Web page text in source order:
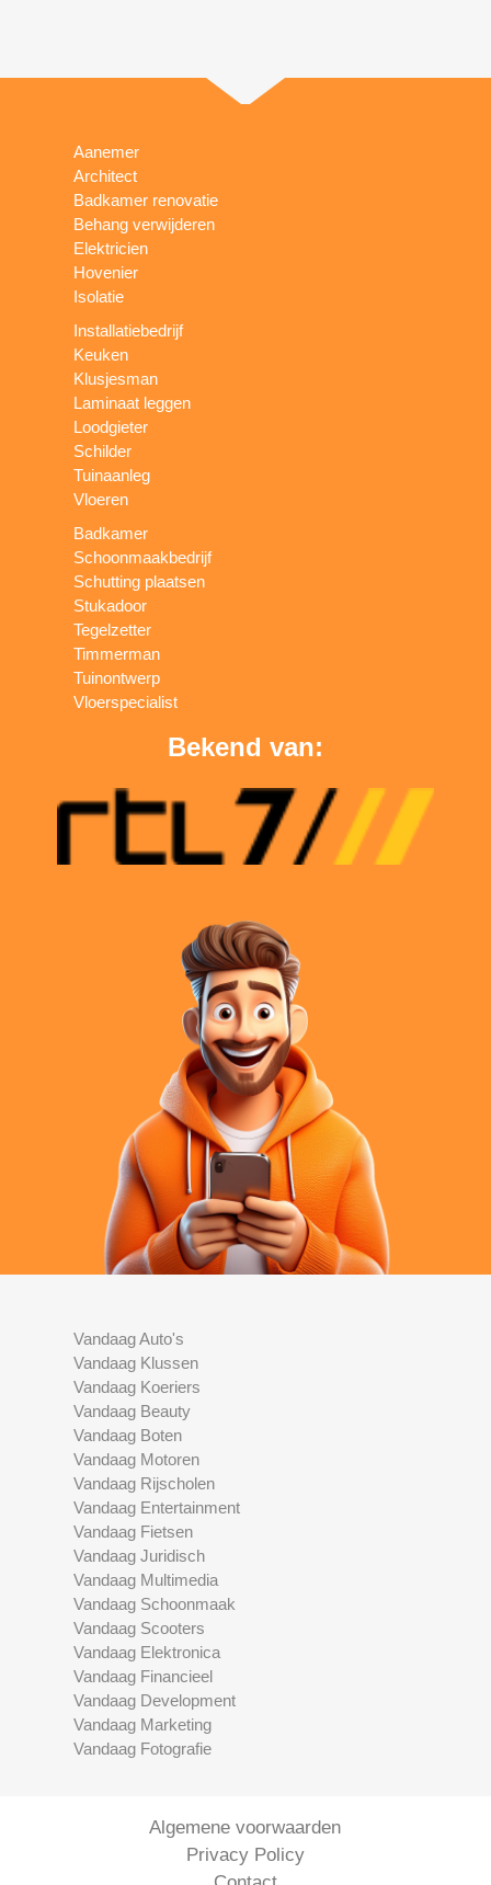
Aanemer
Architect
Badkamer renovatie
Behang verwijderen
Elektricien
Hovenier
Isolatie
Installatiebedrijf
Keuken
Klusjesman
Laminaat leggen
Loodgieter
Schilder
Tuinaanleg
Vloeren
Badkamer
Schoonmaakbedrijf
Schutting plaatsen
Stukadoor
Tegelzetter
Timmerman
Tuinontwerp
Vloerspecialist
Bekend van:
Vandaag Auto's
Vandaag Klussen
Vandaag Koeriers
Vandaag Beauty
Vandaag Boten
Vandaag Motoren
Vandaag Rijscholen
Vandaag Entertainment
Vandaag Fietsen
Vandaag Juridisch
Vandaag Multimedia
Vandaag Schoonmaak
Vandaag Scooters
Vandaag Elektronica
Vandaag Financieel
Vandaag Development
Vandaag Marketing
Vandaag Fotografie
Algemene voorwaarden
Privacy Policy